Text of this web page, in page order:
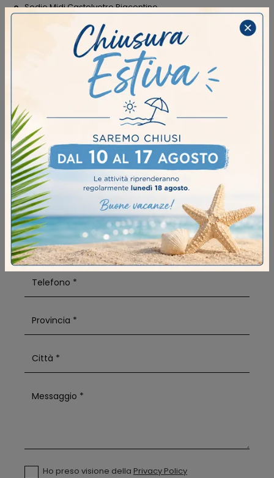
Sedie Midj Castelvetro Piacentino
Sedie Midj Crema Sedie Midj Cremona
Sedie Midj Piacenza
RICHIEDI MAGGIORI INFORMAZIONI
Ho preso visione della Privacy Policy